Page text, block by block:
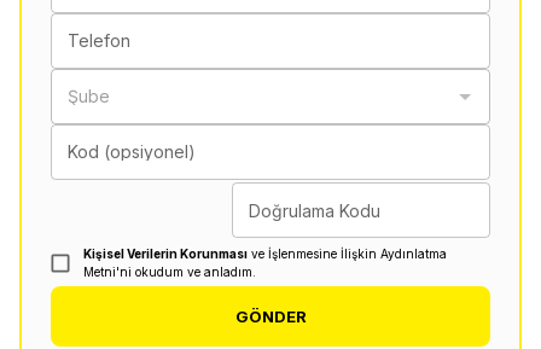
Telefon
Şube
Kod (opsiyonel)
Doğrulama Kodu
Kişisel Verilerin Korunması ve İşlenmesine İlişkin Aydınlatma
Metni'ni okudum ve anladım.
GÖNDER